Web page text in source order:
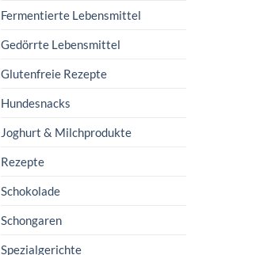
Fermentierte Lebensmittel
Gedörrte Lebensmittel
Glutenfreie Rezepte
Hundesnacks
Joghurt & Milchprodukte
Rezepte
Schokolade
Schongaren
Spezialgerichte